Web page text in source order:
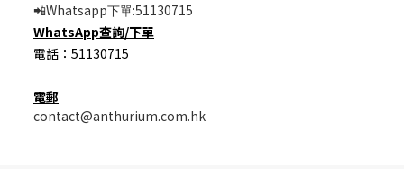
📲Whatsapp下單:51130715
WhatsApp查詢/下單
電話：51130715
電郵
contact@anthurium.com.hk